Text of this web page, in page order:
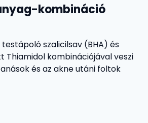
kombináció
testápoló szalicilsav (BHA) és
kombinációjával veszi
és az akne utáni foltok